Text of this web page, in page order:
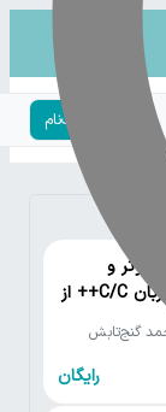
ورود | ثبت‌نام
و
برنامه‌نویسی به زبان C/C++ از
گنج‌تابش
رایگان